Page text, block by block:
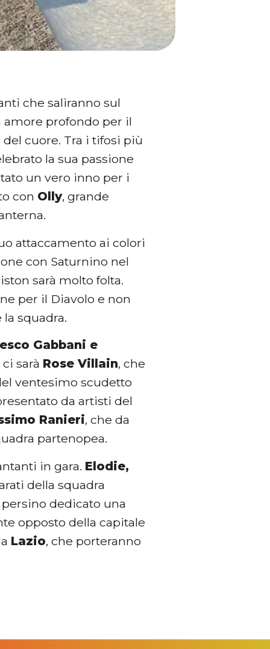
che saliranno sul
amore profondo per il
cuore. Tra i tifosi più
la sua passione
un vero inno per i
con Olly, grande
attaccamento ai colori
con Saturnino nel
sarà molto folta.
per il Diavolo e non
squadra.
Gabbani e
sarà Rose Villain, che
ventesimo scudetto
da artisti del
Ranieri, che da
partenopea.
in gara. Elodie,
della squadra
persino dedicato una
opposto della capitale
Lazio, che porteranno